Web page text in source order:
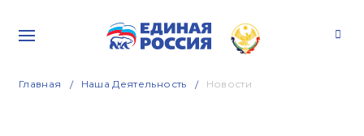
Главная Наша Деятельность Новости